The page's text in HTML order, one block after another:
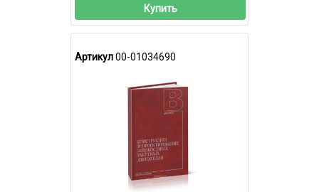
Купить
Артикул00-01034690